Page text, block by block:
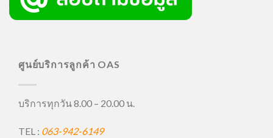
ศูนย์บริการลูกค้า OAS
บริการทุกวัน 8.00 – 20.00 น.
TEL : 063-942-6149